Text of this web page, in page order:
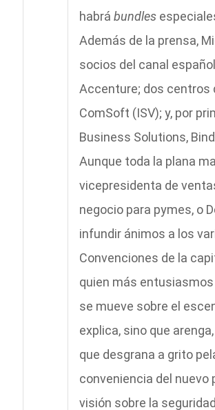
habrá bundles
Además de la prensa,
socios del canal
Accenture; dos centros
ComSoft (ISV); y, por
Business Solutions,
Aunque toda la plana
vicepresidenta de
negocio para pymes, o
infundir ánimos a los
Convenciones de la
quien más
se mueve sobre el
explica, sino que
que desgrana a grito
conveniencia del nuevo
visión sobre la